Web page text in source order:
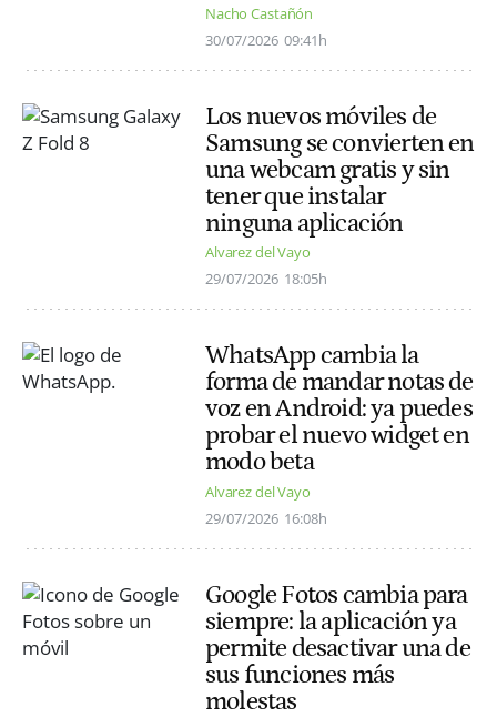
Nacho Castañón
30/07/2026 09:41h
Los nuevos móviles de
Samsung se convierten en
una webcam gratis y sin
tener que instalar
ninguna aplicación
Alvarez del Vayo
29/07/2026 18:05h
WhatsApp cambia la
forma de mandar notas de
voz en Android: ya puedes
probar el nuevo widget en
modo beta
Alvarez del Vayo
29/07/2026 16:08h
Google Fotos cambia para
siempre: la aplicación ya
permite desactivar una de
sus funciones más
molestas